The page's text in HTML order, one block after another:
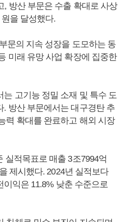
, 방산 부문은 수출 확대로 사상
을 달성했다.
문의 지속 성장을 도모하는 동
미래 유망 사업 확장에 집중한
고기능 정밀 소재 및 특수 도
. 방산 부문에서는 대구경탄 추
력 확대를 완료하고 해외 시장
실적목표로 매출 3조7994억
제시했다. 2024년 실적보다
이익은 11.8% 낮춘 수준으로